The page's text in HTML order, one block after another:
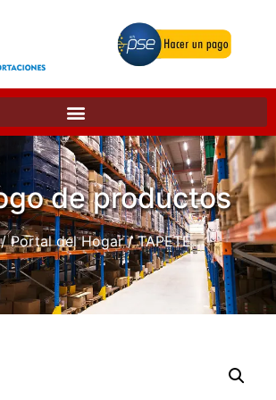
de productos
Portal del Hogar/ TAPETE